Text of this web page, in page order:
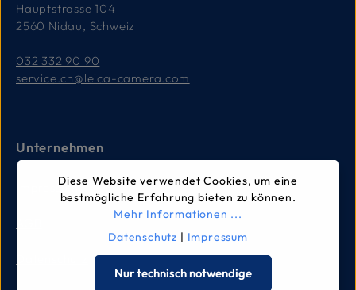
Hauptstrasse 104
2560 Nidau, Schweiz
032 332 90 90
service.ch@leica-camera.com
Unternehmen
Impressum
AGB
Datenschutz
Diese Website verwendet Cookies, um eine
bestmögliche Erfahrung bieten zu können.
Mehr Informationen ...
Datenschutz | Impressum
Nur technisch notwendige